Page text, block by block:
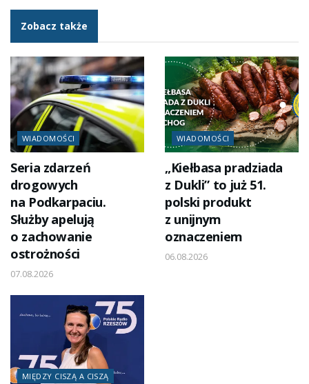
Zobacz także
WIADOMOŚCI
Seria zdarzeń
drogowych
na Podkarpaciu.
Służby apelują
o zachowanie
ostrożności
07.08.2026
WIADOMOŚCI
„Kiełbasa pradziada
z Dukli” to już 51.
polski produkt
z unijnym
oznaczeniem
06.08.2026
MIĘDZY CISZĄ A CISZĄ